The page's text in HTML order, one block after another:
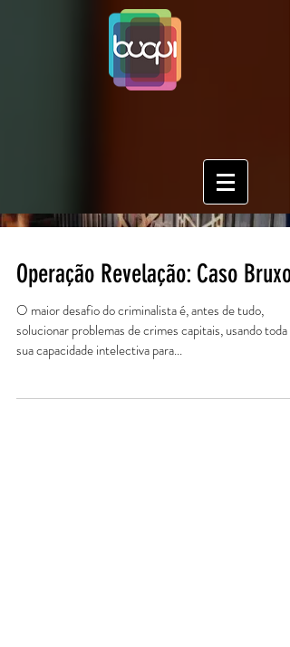
Operação Revelação: Caso Bruxo
O maior desafio do criminalista é, antes de tudo,
solucionar problemas de crimes capitais, usando toda a
sua capacidade intelectiva para...